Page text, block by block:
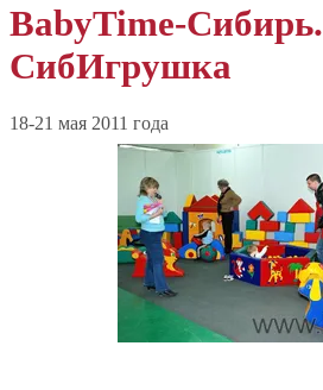
BabyTime-Сибирь.
СибИгрушка
18-21 мая 2011 года